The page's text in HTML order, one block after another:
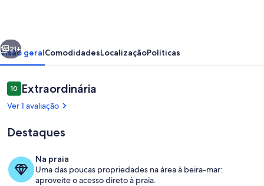
Gold
Vista
mar
Opções para refeição ao ar livre
Próximo
21+
Visão geralComodidadesLocalizaçãoPolíticas
Avaliações
1010 de 10
Extraordinária
Ver 1 avaliação
Destaques
Na praia
Uma das poucas propriedades na área à beira-mar:
aproveite o acesso direto à praia.